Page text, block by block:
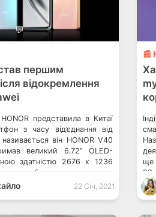
💬
першим
відокремлення
представила в Китаї
з часу від’єднання від
називається він HONOR V40
великий 6.72” OLED-
здатністю 2676 х 1236
особливостями цього
частоти оновлення 120 Гц і
заявляє про 10
22 Січ, 2021
📰
ще
33